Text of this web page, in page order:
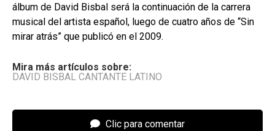
álbum de David Bisbal será la continuación de la carrera
musical del artista español, luego de cuatro años de “Sin
mirar atrás” que publicó en el 2009.
Mira más artículos sobre:
DAVID BISBAL CANTANTE LATINO
Clic para comentar